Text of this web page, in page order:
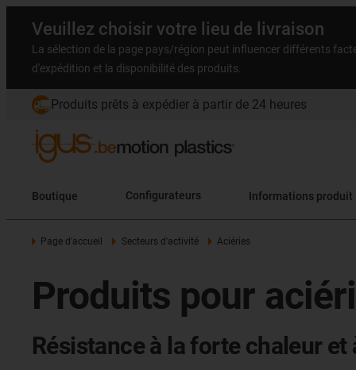
Veuillez choisir votre lieu de livraison
La sélection de la page pays/région peut influencer différents
d'expédition et la disponibilité des produits.
Produits prêts à expédier à partir de 24 heures
Boutique Configurateurs Informations produit
Page d'accueil Secteurs d'activité Aciéries
Produits pour
Résistance à la forte chaleur